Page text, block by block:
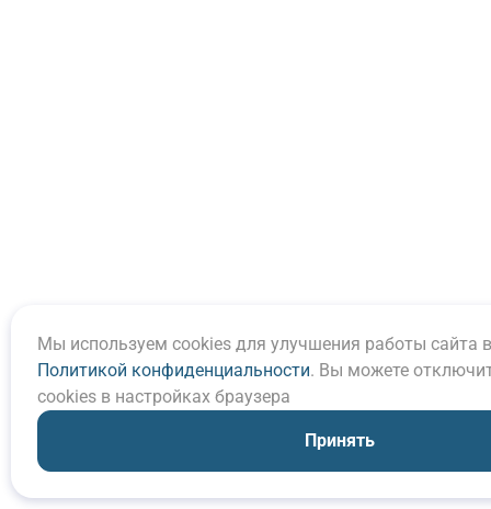
Мы используем cookies для улучшения работы сайта в
Политикой конфиденциальности. Вы можете
cookies в настройках браузера
Принять